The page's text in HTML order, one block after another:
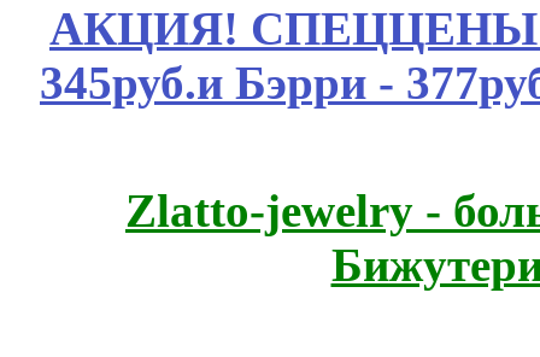
АКЦИЯ! СПЕЦЦЕНЫ
345руб.и Бэрри -
Zlatto-jewelry -